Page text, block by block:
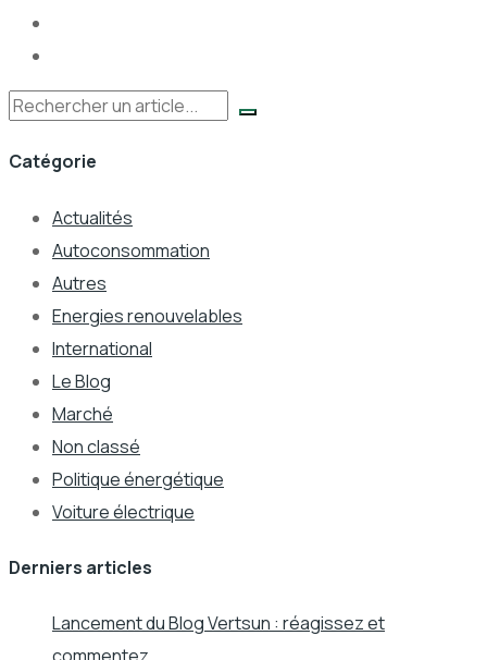
Rechercher
Catégorie
Actualités
Autoconsommation
Autres
Energies renouvelables
International
Le Blog
Marché
Non classé
Politique énergétique
Voiture électrique
Derniers articles
Lancement du Blog Vertsun : réagissez et